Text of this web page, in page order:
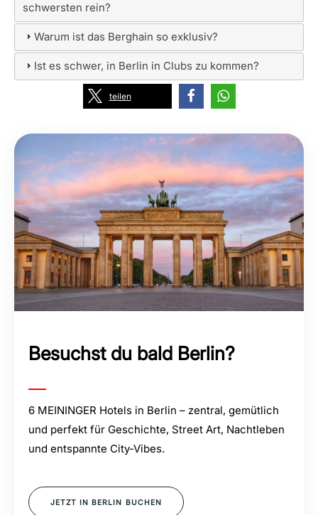
schwersten rein?
Warum ist das Berghain so exklusiv?
Ist es schwer, in Berlin in Clubs zu kommen?
teilen
Besuchst du bald Berlin?
6 MEININGER Hotels in Berlin – zentral, gemütlich
und perfekt für Geschichte, Street Art, Nachtleben
und entspannte City-Vibes.
JETZT IN BERLIN BUCHEN